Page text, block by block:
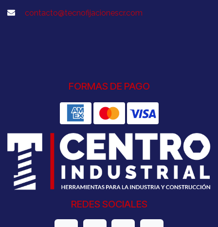
contacto@tecnofijacionescr.com
FORMAS DE PAGO
REDES SOCIALES